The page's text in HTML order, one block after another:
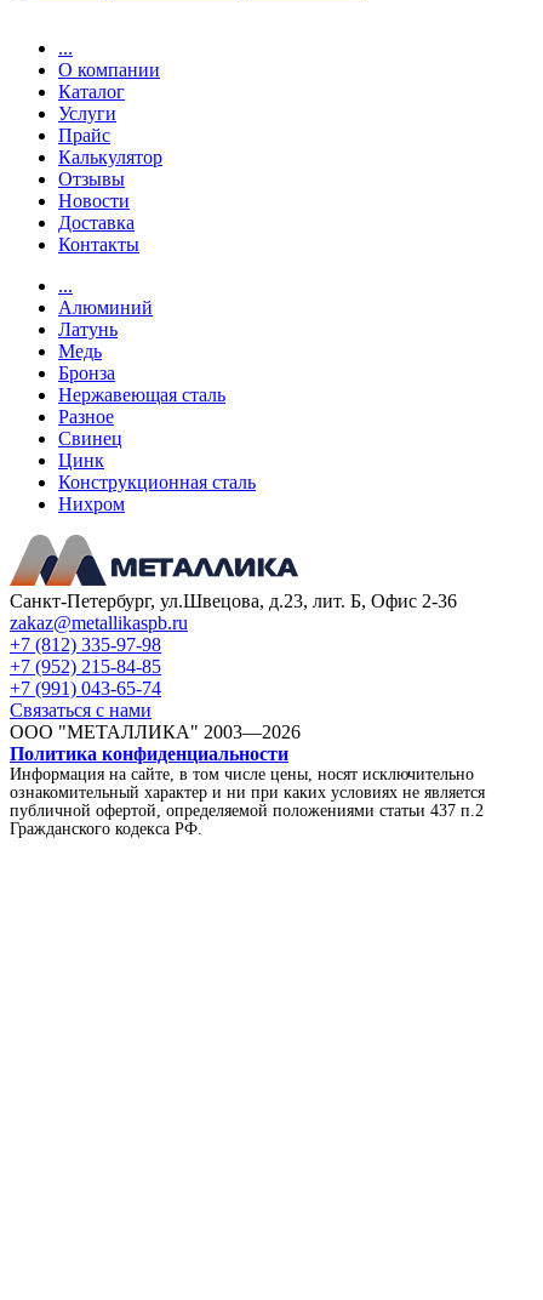
...
О компании
Каталог
Услуги
Прайс
Калькулятор
Отзывы
Новости
Доставка
Контакты
...
Алюминий
Латунь
Медь
Бронза
Нержавеющая сталь
Разное
Свинец
Цинк
Конструкционная сталь
Нихром
Санкт-Петербург, ул.Швецова, д.23, лит. Б, Офис 2-36
zakaz@metallikaspb.ru
+7 (812) 335-97-98
+7 (952) 215-84-85
+7 (991) 043-65-74
Связаться с нами
ООО "МЕТАЛЛИКА" 2003—2026
Политика конфиденциальности
Информация на сайте, в том числе цены, носят исключительно
ознакомительный характер и ни при каких условиях не является
публичной офертой, определяемой положениями статьи 437 п.2
Гражданского кодекса РФ.